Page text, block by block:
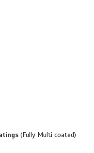
(Fully Multi coated)